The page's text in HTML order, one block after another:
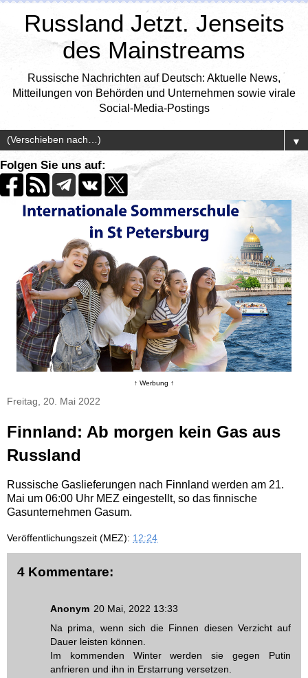
Russland Jetzt. Jenseits
des Mainstreams
Russische Nachrichten auf Deutsch: Aktuelle News,
Mitteilungen von Behörden und Unternehmen sowie virale
Social-Media-Postings
▼
Folgen Sie uns auf:
↑ Werbung ↑
Freitag, 20. Mai 2022
Finnland: Ab morgen kein Gas aus
Russland
Russische Gaslieferungen nach Finnland werden am 21.
Mai um 06:00 Uhr MEZ eingestellt, so das finnische
Gasunternehmen Gasum.
Veröffentlichungszeit (MEZ): 12:24
4 Kommentare:
Anonym 20 Mai, 2022 13:33
Na prima, wenn sich die Finnen diesen Verzicht auf
Dauer leisten können.
Im kommenden Winter werden sie gegen Putin
anfrieren und ihn in Erstarrung versetzen.